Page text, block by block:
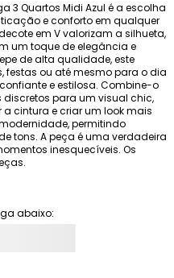
3 Quartos Midi Azul é a escolha
e conforto em qualquer
em V valorizam a silhueta,
um toque de elegância e
de alta qualidade, este
festas ou até mesmo para o dia
e estilosa. Combine-o
para um visual chic,
cintura e criar um look mais
permitindo
tons. A peça é uma verdadeira
inesquecíveis. Os
abaixo: